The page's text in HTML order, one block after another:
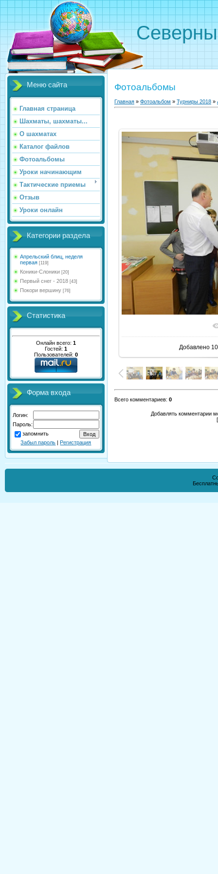
Меню сайта
Главная страница
Шахматы, шахматы...
О шахматах
Каталог файлов
Фотоальбомы
Уроки начинающим
Тактические приемы
Отзыв
Уроки онлайн
Категории раздела
Апрельский блиц, неделя
первая [119]
Коники-Слоники [20]
Первый снег - 2018 [43]
Покори вершину [76]
Статистика
Онлайн всего: 1
Гостей: 1
Пользователей: 0
Форма входа
Логин:
Пароль:
запомнить
Забыл пароль |Регистрация
Фотоальбомы
Главная » Фотоальбом » Турниры 2018 »
В
Добавлено
Всего комментариев: 0
Добавлять комментарии